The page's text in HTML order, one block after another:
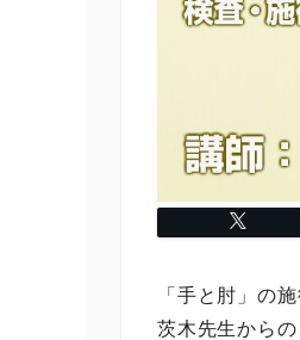
「手と肘」の
茨木先生から